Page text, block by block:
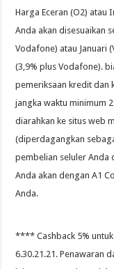
Harga Eceran (O2) atau
Anda akan disesuaikan
Vodafone) atau Januari
(3,9% plus Vodafone).
pemeriksaan kredit dan
jangka waktu minimum
diarahkan ke situs web
(diperdagangkan
pembelian seluler Anda
Anda akan dengan A1
Anda.
**** Cashback 5%
6.30.21.21. Penawaran